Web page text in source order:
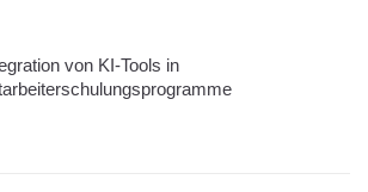
von KI-Tools in